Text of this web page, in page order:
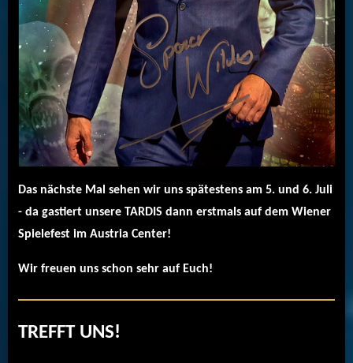
Das nächste Mal sehen wir uns spätestens am 5. und 6. Juli
- da gastiert unsere TARDIS dann erstmals auf dem Wiener
Spielefest im Austria Center!
Wir freuen uns schon sehr auf Euch!
TREFFT UNS!